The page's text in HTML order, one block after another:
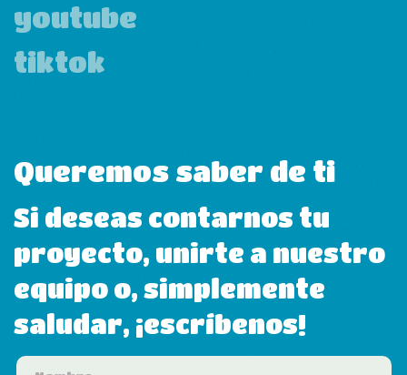
youtube
tiktok
Queremos saber de ti
Si deseas contarnos tu
proyecto, unirte a nuestro
equipo o, simplemente
saludar, ¡escríbenos!